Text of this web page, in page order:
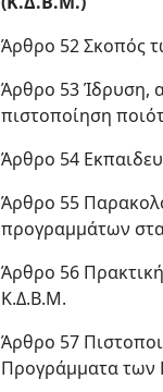
Άρθρο 52 Σκοπός
Άρθρο 53 Ίδρυση,
πιστοποίηση
Άρθρο 54
Άρθρο 55
προγραμμάτων
Άρθρο 56
Κ.Δ.Β.Μ.
Άρθρο 57
Προγράμματα των